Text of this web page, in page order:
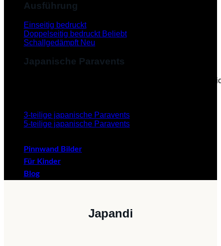
Ausführung
Einseitig bedruckt
Doppelseitig bedruckt
Schallgedämpft
Japanische Paravents
Diese Paravents, die im Japanischen als "Byobu"
3-teilige japanische Paravents
5-teilige japanische Paravents
Pinnwand Bilder
Für Kinder
Blog
Japandi